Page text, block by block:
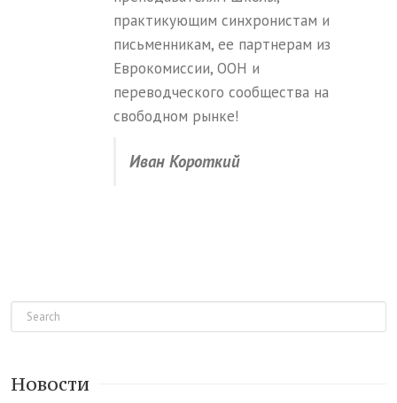
практикующим синхронистам и
письменникам, ее партнерам из
Еврокомиссии, ООН и
переводческого сообщества на
свободном рынке!
Иван Короткий
Новости